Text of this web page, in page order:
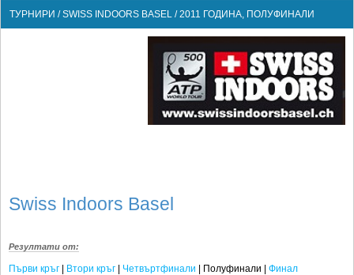
SOFIA OPEN
БЛОГ
ТУРНИРИ /SWISS INDOORS BASEL / 2011 ГОДИНА, ПОЛУФИНАЛИ
Swiss Indoors Basel
Резултати от:
Първи кръг Втори кръг Четвъртфинали | Полуфинали | Финал